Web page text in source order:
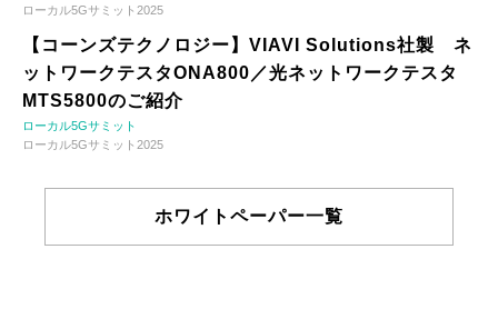
ローカル5Gサミット2025
【コーンズテクノロジー】VIAVI Solutions社製 ネ
ットワークテスタONA800／光ネットワークテスタ
MTS5800のご紹介
ローカル5Gサミット
ローカル5Gサミット2025
ホワイトペーパー一覧